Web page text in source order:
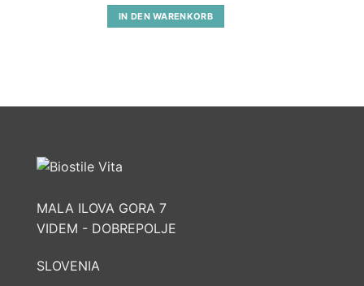
IN DEN WARENKORB
MALA ILOVA GORA 7
VIDEM - DOBREPOLJE
SLOVENIA